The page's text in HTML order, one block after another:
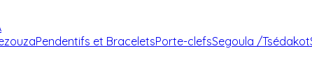
Pendentifs et BraceletsPorte-clefsSegoula /Tsédakot